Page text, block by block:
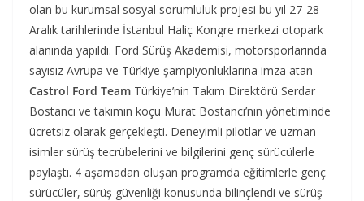
olan bu kurumsal sosyal sorumluluk projesi bu yıl 27-28
Aralık tarihlerinde İstanbul Haliç Kongre merkezi otopark
alanında yapıldı. Ford Sürüş Akademisi, motorsporlarında
sayısız Avrupa ve Türkiye şampiyonluklarına imza atan
Castrol Ford Team Türkiye’nin Takım Direktörü Serdar
Bostancı ve takımın koçu Murat Bostancı’nın yönetiminde
ücretsiz olarak gerçekleşti. Deneyimli pilotlar ve uzman
isimler sürüş tecrübelerini ve bilgilerini genç sürücülerle
paylaştı. 4 aşamadan oluşan programda eğitimlerle genç
sürücüler, sürüş güvenliği konusunda bilinçlendi ve sürüş